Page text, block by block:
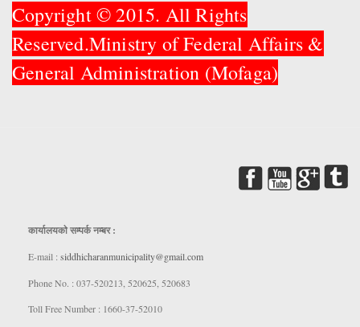
Copyright © 2015. All Rights
Reserved.Ministry of Federal Affairs &
General Administration (Mofaga)
कार्यालयकाे सम्पर्क नम्बर :
E-mail : siddhicharanmunicipality@gmail.com
Phone No. : 037-520213, 520625, 520683
Toll Free Number : 1660-37-52010